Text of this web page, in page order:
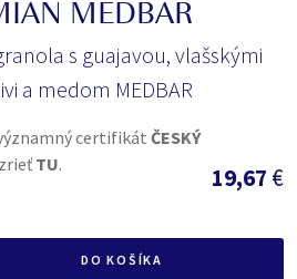
MEDBAR
s guajavou, vlašskými
a medom MEDBAR
certifikát ČESKÝ
TU. 19,67 €
DO KOŠÍKA